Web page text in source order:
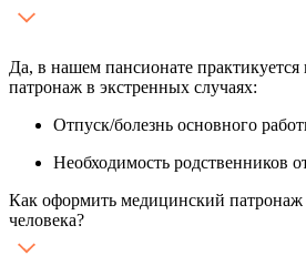
Да, в нашем пансионате
патронаж в экстренных случаях:
Отпуск/болезнь основного
Необходимость родственников
Как оформить медицинский
человека?